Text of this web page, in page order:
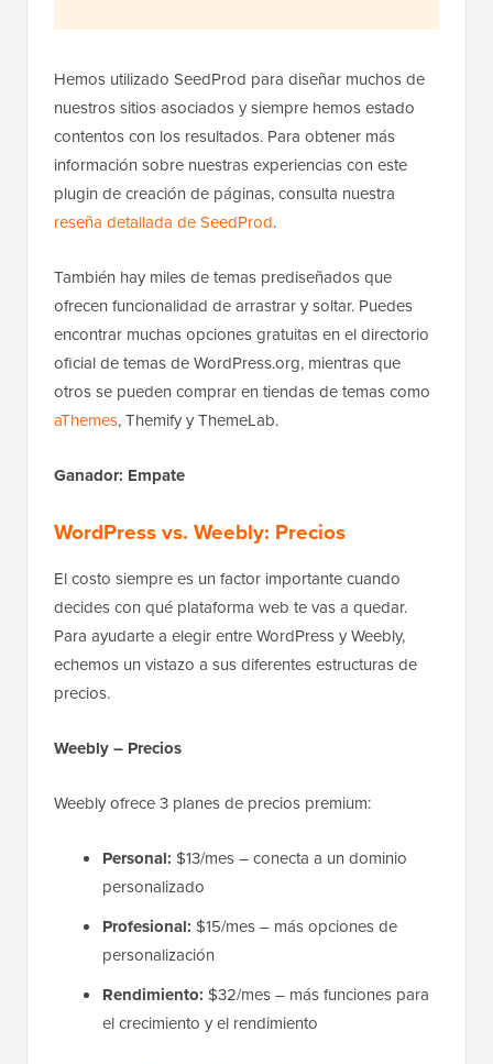
Hemos utilizado SeedProd para diseñar muchos de
nuestros sitios asociados y siempre hemos estado
contentos con los resultados. Para obtener más
información sobre nuestras experiencias con este
plugin de creación de páginas, consulta nuestra
reseña detallada de SeedProd.
También hay miles de temas prediseñados que
ofrecen funcionalidad de arrastrar y soltar. Puedes
encontrar muchas opciones gratuitas en el directorio
oficial de temas de WordPress.org, mientras que
otros se pueden comprar en tiendas de temas como
aThemes, Themify y ThemeLab.
Ganador: Empate
WordPress vs. Weebly: Precios
El costo siempre es un factor importante cuando
decides con qué plataforma web te vas a quedar.
Para ayudarte a elegir entre WordPress y Weebly,
echemos un vistazo a sus diferentes estructuras de
precios.
Weebly – Precios
Weebly ofrece 3 planes de precios premium:
Personal: $13/mes – conecta a un dominio
personalizado
Profesional: $15/mes – más opciones de
personalización
Rendimiento: $32/mes – más funciones para
el crecimiento y el rendimiento